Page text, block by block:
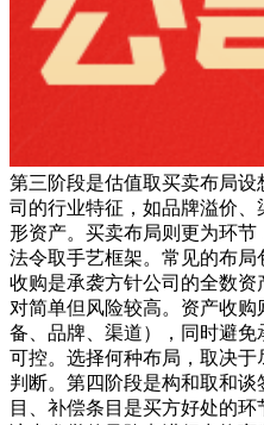
第三阶段是估值取买卖布局
司的行业特征，如品牌溢价
形资产。买卖布局则更为环
法令取手艺框架。常见的布
收购是承袭方针公司的全数
对简单但风险较高。资产收
备、品牌、渠道），同时避
可控。选择何种布局，取决
判断。第四阶段是构和取和
目、补偿条目是买方好处的